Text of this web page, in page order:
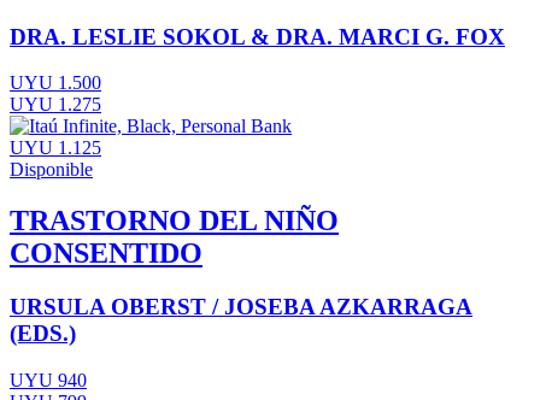
DRA. LESLIE SOKOL & DRA. MARCI G. FOX
UYU 1.500
UYU 1.275
UYU 1.125
Disponible
TRASTORNO DEL NIÑO
CONSENTIDO
URSULA OBERST / JOSEBA AZKARRAGA
(EDS.)
UYU 940